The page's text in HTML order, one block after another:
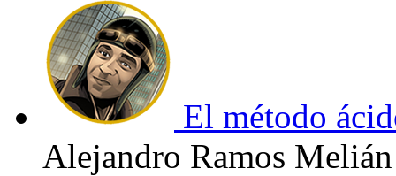
El método
Alejandro Ramos Melián